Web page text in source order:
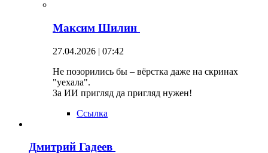
Максим Шилин
27.04.2026 | 07:42
Не позорились бы – вёрстка даже на скринах
"уехала".
За ИИ пригляд да пригляд нужен!
Ссылка
Дмитрий Гадеев